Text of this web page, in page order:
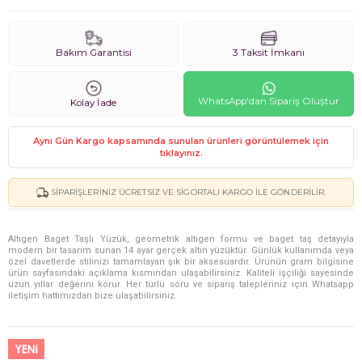
Bakım Garantisi 3 Taksit İmkanı
Kolay İade WhatsApp'dan Sipariş Oluştur
Aynı Gün Kargo kapsamında sunulan ürünleri görüntülemek için
tıklayınız.
SIPARIŞLERINIZ ÜCRETSIZ VE SIGORTALI KARGO ILE GÖNDERILIR.
Altıgen Baget Taşlı Yüzük, geometrik altıgen formu ve baget taş detayıyla
modern bir tasarım sunan 14 ayar gerçek altın yüzüktür. Günlük kullanımda veya
özel davetlerde stilinizi tamamlayan şık bir aksesuardır. Ürünün gram bilgisine
ürün sayfasındaki açıklama kısmından ulaşabilirsiniz. Kaliteli işçiliği sayesinde
uzun yıllar değerini korur. Her türlü soru ve sipariş talepleriniz için Whatsapp
iletişim hattımızdan bize ulaşabilirsiniz.